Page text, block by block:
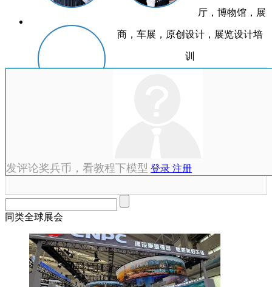
厅，博物馆，展
商，车展，原创设计，展览设计培
训
发评论奖兵币，看教程下模型 登录 注册
同类全球展会